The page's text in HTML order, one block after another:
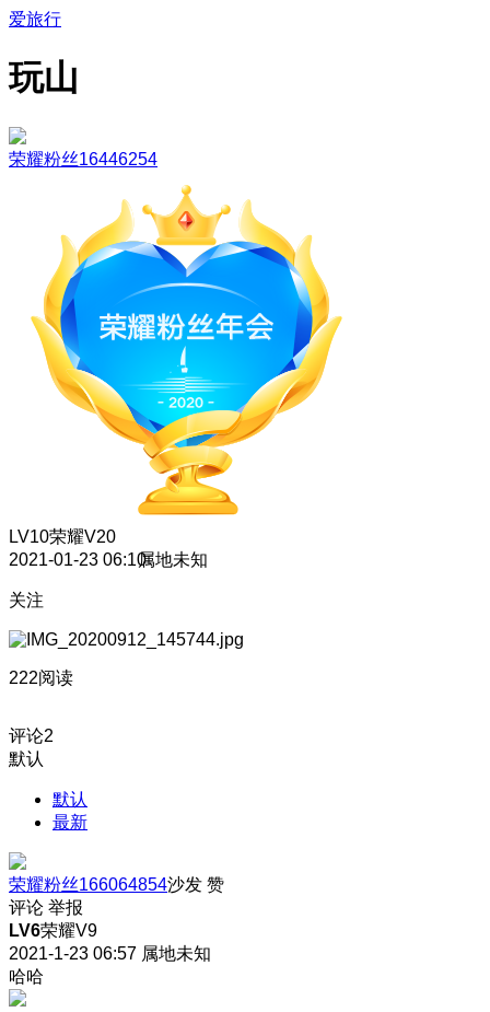
爱旅行
玩山
荣耀粉丝16446254
LV10荣耀V20
2021-01-23 06:10属地未知
关注
222阅读
评论2
默认
默认
最新
荣耀粉丝166064854沙发 赞
评论 举报
LV6荣耀V9
2021-1-23 06:57 属地未知
哈哈